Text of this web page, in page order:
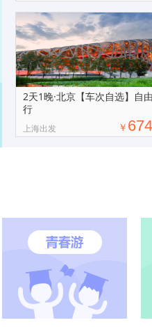
2天1晚·北京【车次自选】自由
行
上海出发 ￥ 674